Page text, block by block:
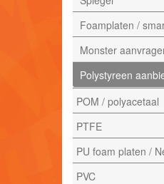
Foamplaten /
Monster
Polystyreen
POM / polyacetaal
PTFE
PU foam platen /
PVC